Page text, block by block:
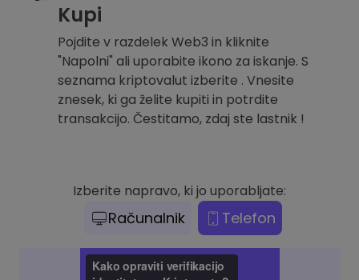
Kupi
Pojdite v razdelek Web3 in kliknite
"Napolni" ali uporabite ikono za iskanje. S
seznama kriptovalut izberite . Vnesite
znesek, ki ga želite kupiti in potrdite
transakcijo. Čestitamo, zdaj ste lastnik !
Izberite napravo, ki jo uporabljate:
Računalnik Telefon